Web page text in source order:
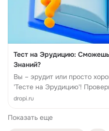
Тест на Эрудицию:
Знаний?
Вы – эрудит или просто
'Тесте на Эрудицию'!
dropi.ru
Показать еще